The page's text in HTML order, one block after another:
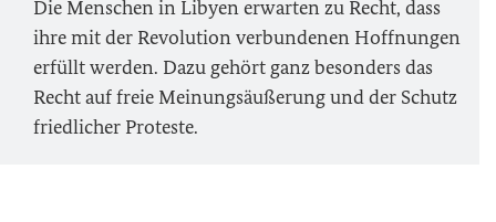
Die Menschen in Libyen erwarten zu Recht, dass
ihre mit der Revolution verbundenen Hoffnungen
erfüllt werden. Dazu gehört ganz besonders das
Recht auf freie Meinungsäußerung und der Schutz
friedlicher Proteste.